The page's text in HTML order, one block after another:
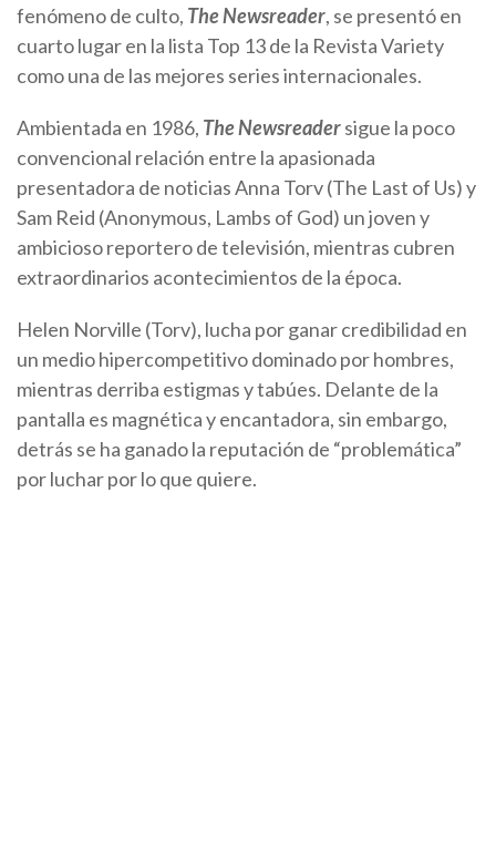
fenómeno de culto, The Newsreader, se presentó en
cuarto lugar en la lista Top 13 de la Revista Variety
como una de las mejores series internacionales.
Ambientada en 1986, The Newsreadersigue la poco
convencional relación entre la apasionada
presentadora de noticias Anna Torv (The Last of Us) y
Sam Reid (Anonymous, Lambs of God) un joven y
ambicioso reportero de televisión, mientras cubren
extraordinarios acontecimientos de la época.
Helen Norville (Torv), lucha por ganar credibilidad en
un medio hipercompetitivo dominado por hombres,
mientras derriba estigmas y tabúes. Delante de la
pantalla es magnética y encantadora, sin embargo,
detrás se ha ganado la reputación de “problemática”
por luchar por lo que quiere.